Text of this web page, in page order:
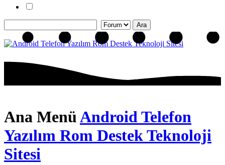
Ana MenüAndroid Telefon
Yazılım Rom Destek Teknoloji
Sitesi